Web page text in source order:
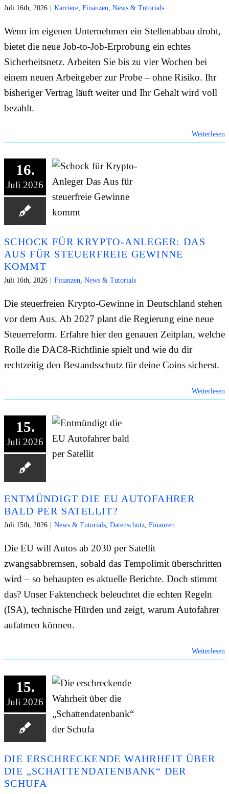
Juli 16th, 2026 | Karriere Finanzen News & Tutorials
Wenn im eigenen Unternehmen ein Stellenabbau droht,
bietet die neue Job-to-Job-Erprobung ein echtes
Sicherheitsnetz. Arbeiten Sie bis zu vier Wochen bei
einem neuen Arbeitgeber zur Probe – ohne Risiko. Ihr
bisheriger Vertrag läuft weiter und Ihr Gehalt wird voll
bezahlt.
Weiterlesen
16.
Juli 2026
SCHOCK FÜR KRYPTO-ANLEGER: DAS
AUS FÜR STEUERFREIE GEWINNE
KOMMT
Juli 16th, 2026 | Finanzen News & Tutorials
Die steuerfreien Krypto-Gewinne in Deutschland stehen
vor dem Aus. Ab 2027 plant die Regierung eine neue
Steuerreform. Erfahre hier den genauen Zeitplan, welche
Rolle die DAC8-Richtlinie spielt und wie du dir
rechtzeitig den Bestandsschutz für deine Coins sicherst.
Weiterlesen
15.
Juli 2026
ENTMÜNDIGT DIE EU AUTOFAHRER
BALD PER SATELLIT?
Juli 15th, 2026 | News & Tutorials Datenschutz Finanzen
Die EU will Autos ab 2030 per Satellit
zwangsabbremsen, sobald das Tempolimit überschritten
wird – so behaupten es aktuelle Berichte. Doch stimmt
das? Unser Faktencheck beleuchtet die echten Regeln
(ISA), technische Hürden und zeigt, warum Autofahrer
aufatmen können.
Weiterlesen
15.
Juli 2026
DIE ERSCHRECKENDE WAHRHEIT ÜBER
DIE „SCHATTENDATENBANK“ DER
SCHUFA